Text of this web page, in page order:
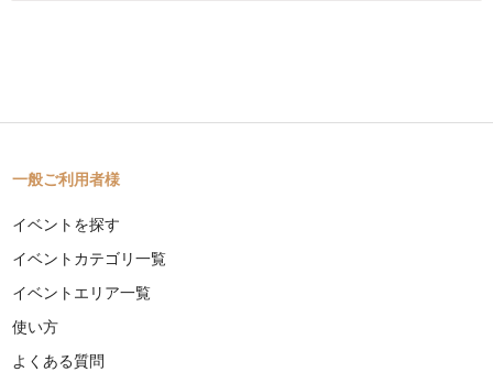
一般ご利用者様
イベントを探す
イベントカテゴリ一覧
イベントエリア一覧
使い方
よくある質問